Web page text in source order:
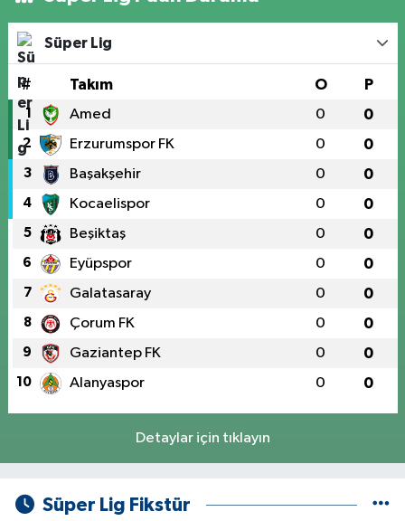
Süper Lig
# Takım O P
1 Amed 0 0
2 Erzurumspor FK 0 0
3 Başakşehir 0 0
4 Kocaelispor 0 0
5 Beşiktaş 0 0
6 Eyüpspor 0 0
7 Galatasaray 0 0
8 Çorum FK 0 0
9 Gaziantep FK 0 0
10 Alanyaspor 0 0
Detaylar için tıklayın
Süper Lig Fikstür